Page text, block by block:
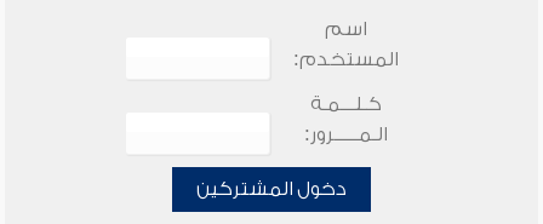
اسم
المستخدم:
كـلـــمـة
الـمـــــرور:
دخول المشتركين